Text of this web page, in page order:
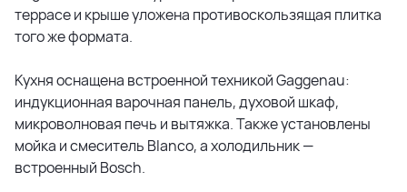
террасе и крыше уложена противоскользящая плитка
того же формата.
Кухня оснащена встроенной техникой Gaggenau:
индукционная варочная панель, духовой шкаф,
микроволновая печь и вытяжка. Также установлены
мойка и смеситель Blanco, а холодильник —
встроенный Bosch.